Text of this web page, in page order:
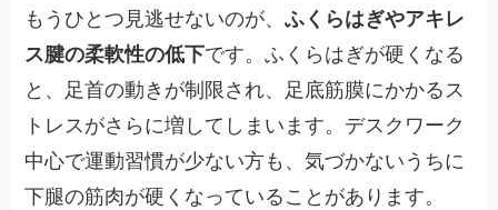
もうひとつ見逃せないのが、ふくらはぎやアキレ
ス腱の柔軟性の低下です。ふくらはぎが硬くなる
と、足首の動きが制限され、足底筋膜にかかるス
トレスがさらに増してしまいます。デスクワーク
中心で運動習慣が少ない方も、気づかないうちに
下腿の筋肉が硬くなっていることがあります。